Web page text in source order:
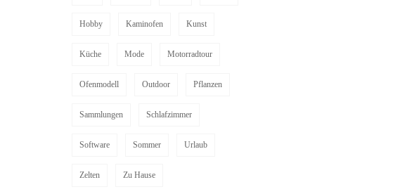
Hobby Kaminofen Kunst
Küche Mode Motorradtour
Ofenmodell Outdoor Pflanzen
Sammlungen Schlafzimmer
Software Sommer Urlaub
Zelten Zu Hause